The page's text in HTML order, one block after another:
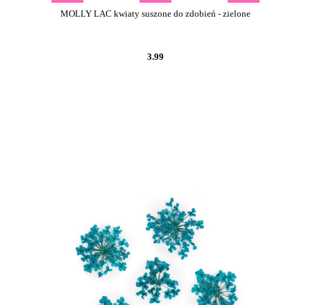
MOLLY LAC kwiaty suszone do zdobień - zielone
3.99